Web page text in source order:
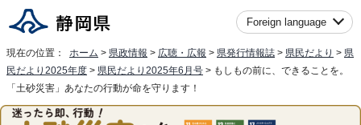
Foreign language
現在の位置： ホーム > 県政情報 > 広聴・広報 > 県発行情報誌 > 県民だより > 県
民だより2025年度 > 県民だより2025年6月号 > もしもの前に、できることを。
「土砂災害」あなたの行動が命を守ります！